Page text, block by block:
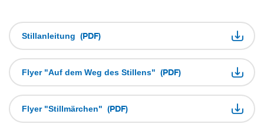
Stillanleitung (PDF)
Flyer "Auf dem Weg des Stillens" (PDF)
Flyer "Stillmärchen" (PDF)